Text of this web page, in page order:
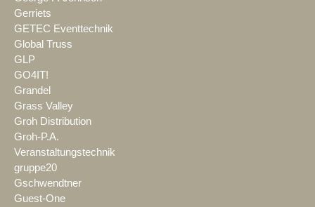
Gerriets
GETEC Eventtechnik
Global Truss
GLP
GO4IT!
Grandel
Grass Valley
Groh Distribution
Groh-P.A.
Veranstaltungstechnik
gruppe20
Gschwendtner
Guest-One